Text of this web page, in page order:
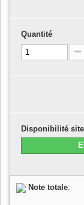
Quantité
Disponibilité
Note totale: